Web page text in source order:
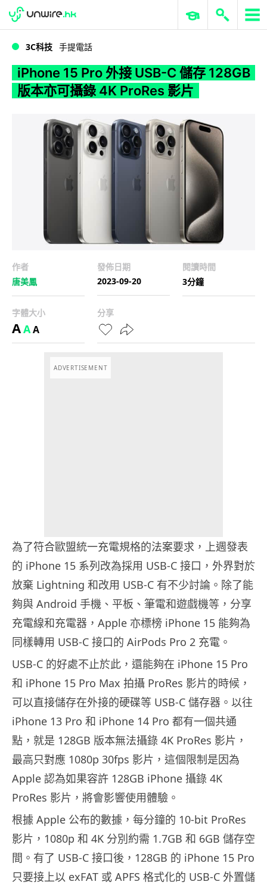
WWDC 2026 ERP 與商業 AI
3C科技 手提電話
iPhone 15 Pro 外接 USB-C 儲存 128GB
版本亦可攝錄 4K ProRes 影片
作者
唐美鳳
發佈日期
2023-09-20
閱讀時間
3分鐘
字體大小
AAA
分享
ADVERTISEMENT
為了符合歐盟統一充電規格的法案要求，上週發表
的 iPhone 15 系列改為採用 USB-C 接口，外界對於
放棄 Lightning 和改用 USB-C 有不少討論。除了能
夠與 Android 手機、平板、筆電和遊戲機等，分享
充電線和充電器，Apple 亦標榜 iPhone 15 能夠為
同樣轉用 USB-C 接口的 AirPods Pro 2 充電。
USB-C 的好處不止於此，還能夠在 iPhone 15 Pro
和 iPhone 15 Pro Max 拍攝 ProRes 影片的時候，
可以直接儲存在外接的硬碟等 USB-C 儲存器。以往
iPhone 13 Pro 和 iPhone 14 Pro 都有一個共通
點，就是 128GB 版本無法攝錄 4K ProRes 影片，
最高只對應 1080p 30fps 影片，這個限制是因為
Apple 認為如果容許 128GB iPhone 攝錄 4K
ProRes 影片，將會影響使用體驗。
根據 Apple 公布的數據，每分鐘的 10-bit ProRes
影片，1080p 和 4K 分別約需 1.7GB 和 6GB 儲存空
間。有了 USB-C 接口後，128GB 的 iPhone 15 Pro
只要接上以 exFAT 或 APFS 格式化的 USB-C 外置儲